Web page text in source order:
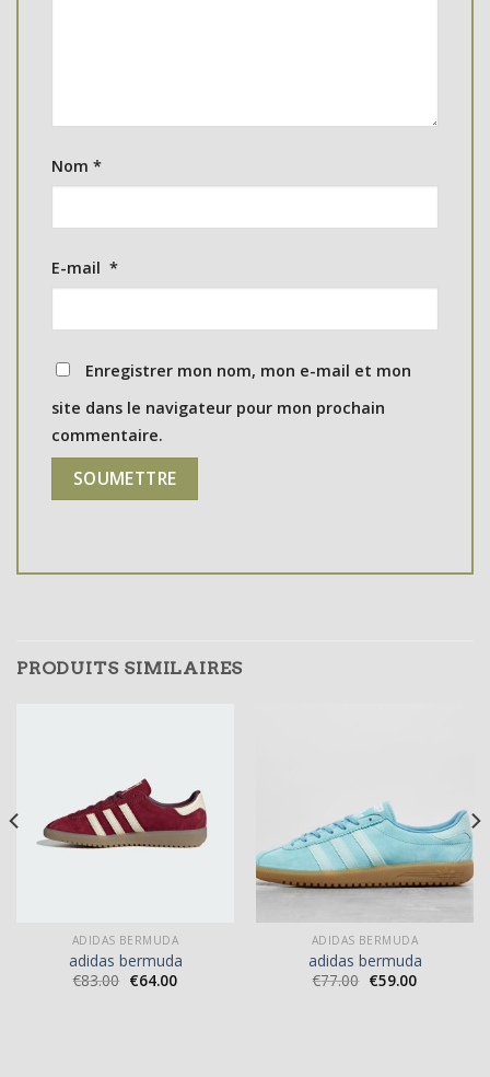
Nom *
E-mail *
Enregistrer mon nom, mon e-mail et mon
site dans le navigateur pour mon prochain
commentaire.
PRODUITS SIMILAIRES
ADIDAS BERMUDA
adidas bermuda
€83.00 €64.00
ADIDAS BERMUDA
adidas bermuda
€77.00 €59.00